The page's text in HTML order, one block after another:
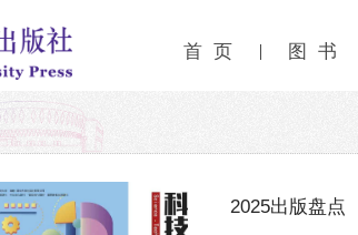
首 页 图 书
2025出版盘点